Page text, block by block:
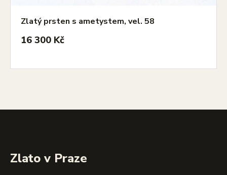
Zlatý prsten s ametystem, vel. 58
16 300 Kč
Zlato v Praze